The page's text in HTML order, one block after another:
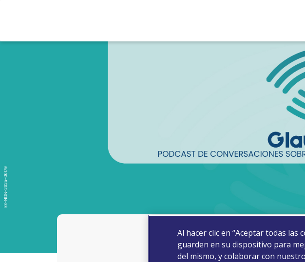
Muchas
Al hacer clic en “Aceptar todas las
guarden en su dispositivo para
del mismo, y colaborar con